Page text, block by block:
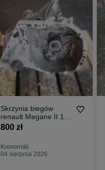
Skrzynia biegów
renault Megane II 1.6
jh3005
800 zł
Komorniki
04 sierpnia 2026